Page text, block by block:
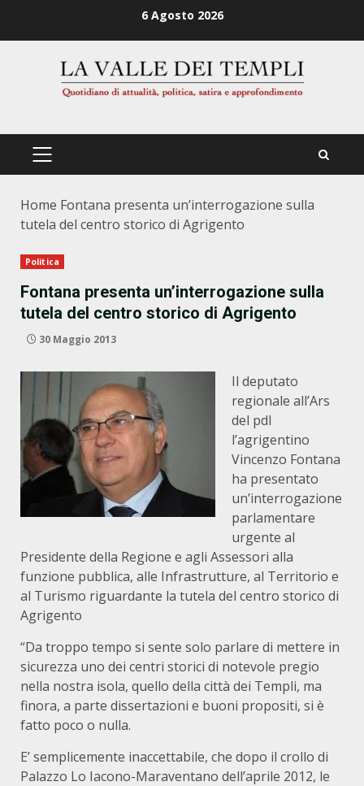
6 Agosto 2026
PRIMÄRES
Home Fontana presenta un’interrogazione sulla
tutela del centro storico di Agrigento
Politica
Fontana presenta un’interrogazione sulla
tutela del centro storico di Agrigento
30 Maggio 2013
Il deputato
regionale all’Ars
del pdl
l’agrigentino
Vincenzo Fontana
ha presentato
un’interrogazione
parlamentare
urgente al
Presidente della Regione e agli Assessori alla
funzione pubblica, alle Infrastrutture, al Territorio e
al Turismo riguardante la tutela del centro storico di
Agrigento
“Da troppo tempo si sente solo parlare di mettere in
sicurezza uno dei centri storici di notevole pregio
nella nostra isola, quello della città dei Templi, ma
finora, a parte dissertazioni e buoni propositi, si è
fatto poco o nulla.
E’ semplicemente inaccettabile, che dopo il crollo di
Palazzo Lo Iacono-Maraventano dell’aprile 2012, le